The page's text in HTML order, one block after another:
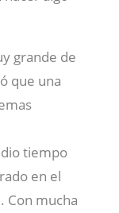
grande de
que una
tiempo
en el
Con mucha